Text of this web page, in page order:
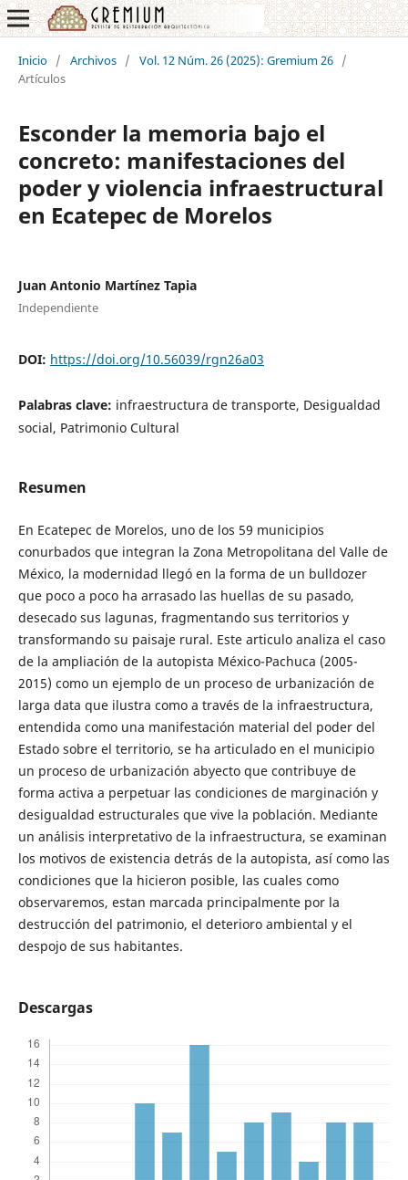
Inicio / Archivos / Vol. 12 Núm. 26 (2025): Gremium 26 /
Artículos
Esconder la memoria bajo el
concreto: manifestaciones del
poder y violencia infraestructural
en Ecatepec de Morelos
Juan Antonio Martínez Tapia
Independiente
DOI: https://doi.org/10.56039/rgn26a03
Palabras clave: infraestructura de transporte, Desigualdad
social, Patrimonio Cultural
Resumen
En Ecatepec de Morelos, uno de los 59 municipios
conurbados que integran la Zona Metropolitana del Valle de
México, la modernidad llegó en la forma de un bulldozer
que poco a poco ha arrasado las huellas de su pasado,
desecado sus lagunas, fragmentando sus territorios y
transformando su paisaje rural. Este articulo analiza el caso
de la ampliación de la autopista México-Pachuca (2005-
2015) como un ejemplo de un proceso de urbanización de
larga data que ilustra como a través de la infraestructura,
entendida como una manifestación material del poder del
Estado sobre el territorio, se ha articulado en el municipio
un proceso de urbanización abyecto que contribuye de
forma activa a perpetuar las condiciones de marginación y
desigualdad estructurales que vive la población. Mediante
un análisis interpretativo de la infraestructura, se examinan
los motivos de existencia detrás de la autopista, así como las
condiciones que la hicieron posible, las cuales como
observaremos, estan marcada principalmente por la
destrucción del patrimonio, el deterioro ambiental y el
despojo de sus habitantes.
Descargas